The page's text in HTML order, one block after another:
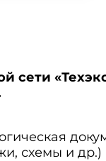
сети
схемы и др.)